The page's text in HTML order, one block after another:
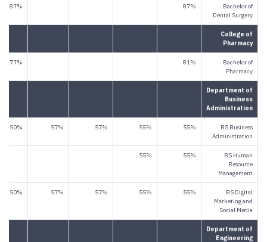
Bachelor of
Dental Surgery
87%
87%
College of
Pharmacy
Bachelor of
Pharmacy
81%
77%
Department of
Business
Administration
BS Business
Administration
55%
55%
57%
57%
50%
BS Human
Resource
Management
55%
55%
BS Digital
Marketing and
Social Media
55%
55%
57%
57%
50%
Department of
Engineering